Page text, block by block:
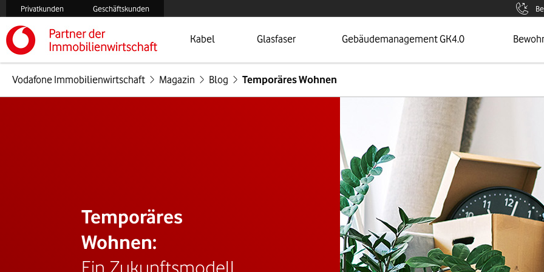
Privatkunden Geschäftskunden
Öffnet Menü
Kabel Zur Seite
Glasfaser Öffnet Menü
Gebäudemanagement GK4.0 Zur
Vodafone Immobilienwirtschaft Magazin Blog Temporäres Wohnen
Temporäres
Wohnen:
Ein Zukunftsmodell